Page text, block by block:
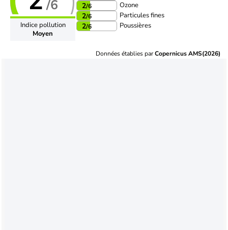
/6
Indice pollution
Moyen
2/6 Ozone
2/6 Particules fines
2/6 Poussières
Données établies parCopernicus AMS(2026)